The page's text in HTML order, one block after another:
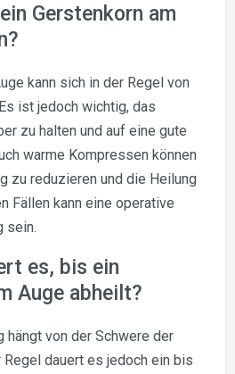
Gerstenkorn am
kann sich in der Regel von
ist jedoch wichtig, das
zu halten und auf eine gute
warme Kompressen können
zu reduzieren und die Heilung
Fällen kann eine operative
sein.
es, bis ein
Auge abheilt?
hängt von der Schwere der
Regel dauert es jedoch ein bis